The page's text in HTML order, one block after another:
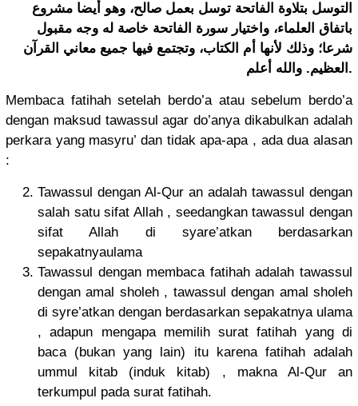
التوسل بتلاوة الفاتحة توسل بعمل صالح، وهو أيضا مشروع
باتفاق العلماء، واختيار سورة الفاتحة خاصة له وجه مقبول
شرعا؛ وذلك لأنها أم الكتاب، وتجتمع فيها جميع معاني القرآن
العظيم. والله أعلم.
Membaca fatihah setelah berdo’a atau sebelum berdo’a
dengan maksud tawassul agar do’anya dikabulkan adalah
perkara yang masyru’ dan tidak apa-apa , ada dua alasan
:
Tawassul dengan Al-Qur an adalah tawassul dengan
salah satu sifat Allah , seedangkan tawassul dengan
sifat Allah di syare’atkan berdasarkan
sepakatnyaulama
Tawassul dengan membaca fatihah adalah tawassul
dengan amal sholeh , tawassul dengan amal sholeh
di syre’atkan dengan berdasarkan sepakatnya ulama
, adapun mengapa memilih surat fatihah yang di
baca (bukan yang lain) itu karena fatihah adalah
ummul kitab (induk kitab) , makna Al-Qur an
terkumpul pada surat fatihah.